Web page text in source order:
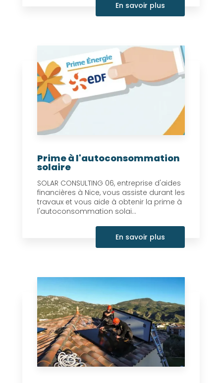
En savoir plus
Prime à l'autoconsommation
solaire
SOLAR CONSULTING 06, entreprise d'aides
financières à Nice, vous assiste durant les
travaux et vous aide à obtenir la prime à
l'autoconsommation solai...
En savoir plus